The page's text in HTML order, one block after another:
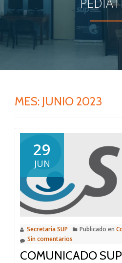
MES: JUNIO 2023
29
JUN
Secretaria SUP Publicado en
Sin comentarios
COMUNICADO